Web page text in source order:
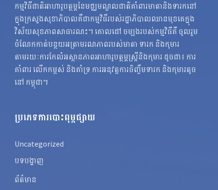
កម្មវិធីជាតិអាហារូបត្ថម្ភនៃមជ្ឈមណ្ឌលជាតិគាំពារមាតានិងទារកនៅ
ក្នុងក្រសួងសុខាភិបាលគឺជាកម្មវិធីរបស់រដ្ឋាភិបាលឈានមុខគេក្នុង
វិស័យសុខភាពសាធារណះ។ គោលដៅ ចម្បងរបស់កម្មវិធីគឺ ចូលរួម
ចំណែកកាត់បន្ថយអត្រាមរណភាពរបស់មាតា ទារក និងកុមារ
តាមរយៈការកែលំអស្ថានភាពអាហារូបត្ថម្ភស្ត្រីនិងកុមារ ដូចជា៖ ការ
គាំពារ លើកកម្ពស់ និងគាំទ្រ ការអនុវត្តការចិញ្ចឹមទារក និងកុមារតូច
នៅ កម្ពុជា។
ប្រភេទការបោះពុម្ពផ្សាយ
Uncategorized
បទបង្ហាញ
ព័ត៌មាន